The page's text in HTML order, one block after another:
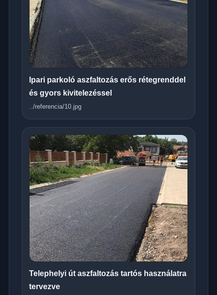
Ipari parkoló aszfaltozás erős rétegrenddel
és gyors kivitelezéssel
../referencia/10.jpg
Telephelyi út aszfaltozás tartós használatra
tervezve